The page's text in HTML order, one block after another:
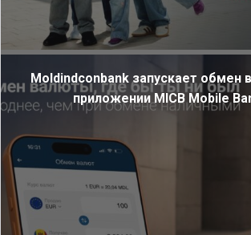
Moldindconbank запускает обмен
приложении MICB Mobile